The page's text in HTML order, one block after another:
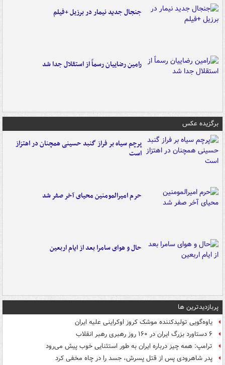
جنجال جدید نیمار در برزیل +فیلم
رامین رضاییان رسماً از استقلال جدا شد
برگزیده عکس
پرچم سیاه بر فراز گنبد حسینی همچنان در اهتزاز
است
حرم امیرالمومنین محیای آخر صفر شد
حال و هوای سامرا بعد از ایام اربعین
پربازدیدترین ها
یاوه‌گویی تولیدکننده موشک کروز اوکراینی علیه ایران
۶ دستاورد بزرگ ایران در ۱۶۰ روز رهبری رهبر انقلاب
ترامپ: همه چیز درباره ایران به طور استثنایی خوب پیش می‌رود
پدر شاهرودی پس از قتل پسرش، جسد را در چاه مخفی کرد